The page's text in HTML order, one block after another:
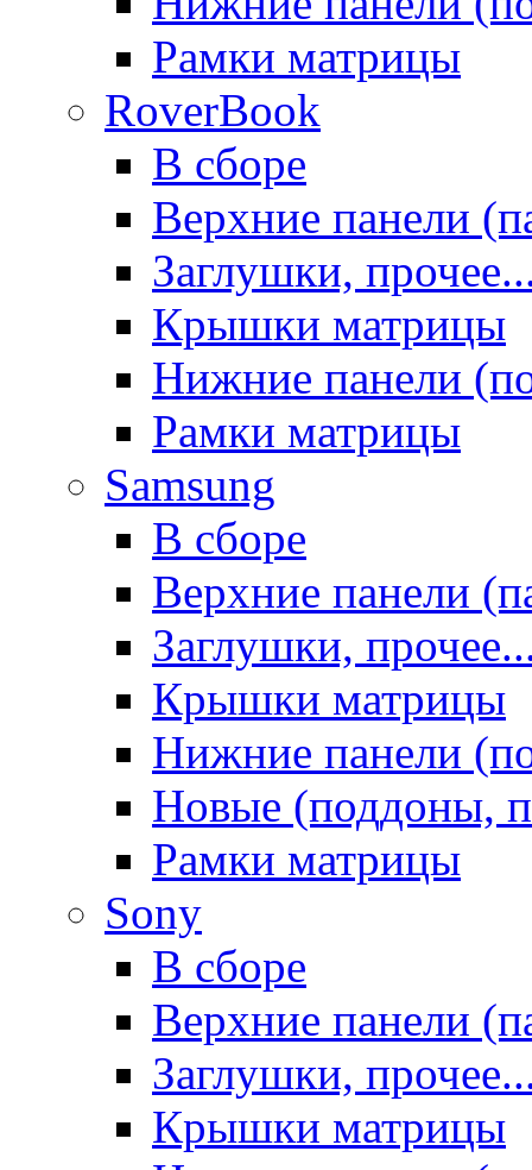
Рамки матрицы
RoverBook
В сборе
Верхние панели
Заглушки,
Крышки матрицы
Нижние панели
Рамки матрицы
Samsung
В сборе
Верхние панели
Заглушки,
Крышки матрицы
Нижние панели
Новые (поддоны,
Рамки матрицы
Sony
В сборе
Верхние панели
Заглушки,
Крышки матрицы